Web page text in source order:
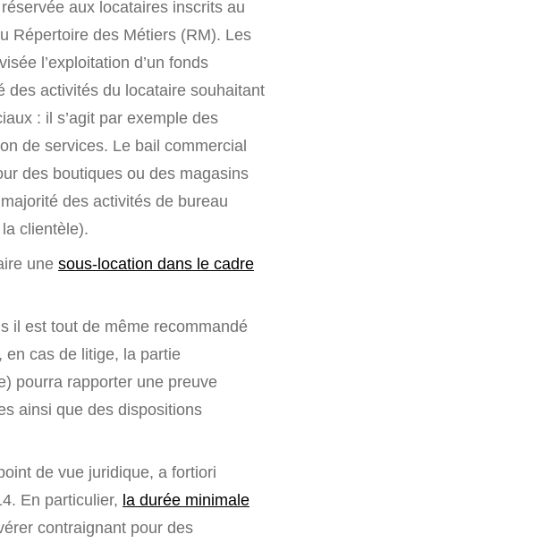
aux locataires inscrits au
Répertoire des Métiers (RM). Les
l’exploitation d’un fonds
des activités du locataire souhaitant
: il s’agit par exemple des
de services. Le bail commercial
des boutiques ou des magasins
des activités de bureau
clientèle).
une sous-location dans le cadre
il est tout de même recommandé
en cas de litige, la partie
pourra rapporter une preuve
ainsi que des dispositions
de vue juridique, a fortiori
En particulier, la durée minimale
contraignant pour des